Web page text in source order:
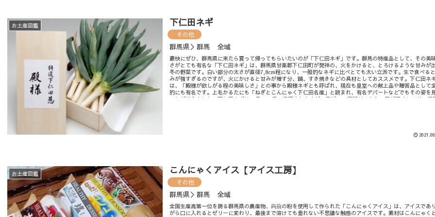
お土産図鑑 下仁田ネギ
その他
群馬県＞群馬 全域
豪快にぜひ、群馬県に来たら買って帰ってもらいたいのが「下仁田ネギ」です。群馬の特産品として、その美
さがとても有名な「下仁田ネギ」は、群馬県甘楽郡下仁田町が発祥の、火をかけると、とろけるような甘みが
冬の野菜です。白い部分の太さが直径7,8cm程になり、一般的なネギに比べとても太い立派です。生で食べる
みが強すぎるのですが、火にかけると甘みが増す分、鍋、すき焼きなどの具材としておススメです。下仁田ネ
は、「殿様が欲しがる程の美味しさ」との事から殿様ネギとも呼ばれ、現在も皇室への献上品や贈答品として
的にも有名です。上毛かるたにも「ねぎとこんにゃく下仁田名産」と読まれ、有名デパートなどでもその姿を
ことが増えました。下仁田ネギは11月～12月に収穫されますが、霜が2，3度降りてから、雪が深くなる前に収
お土産図鑑 こんにゃくアイス【アイス工房】
その他
群馬県＞群馬 全域
全国生産高第一位を誇る群馬県の農産物、蒟蒻の粉を使用して作られた「こんにゃくアイス」は、アイスであ
がら口に入れるとゼリーに変わり、最後まで溶けても垂れない不思議な触感のアイスです。素材はこんにゃく